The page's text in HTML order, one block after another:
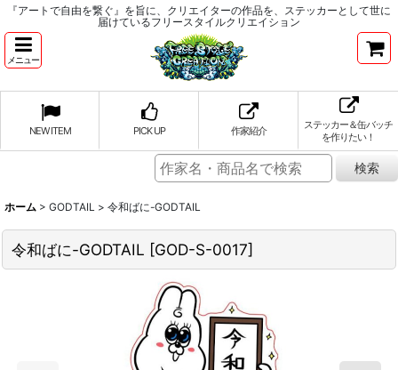
『アートで自由を繋ぐ』を旨に、クリエイターの作品を、ステッカーとして世に
届けているフリースタイルクリエイション
メニュー
NEW ITEM PICK UP 作家紹介
ステッカー＆缶バッチ
を作りたい！
ホーム > GODTAIL > 令和ばに-GODTAIL
令和ばに-GODTAIL [GOD-S-0017]